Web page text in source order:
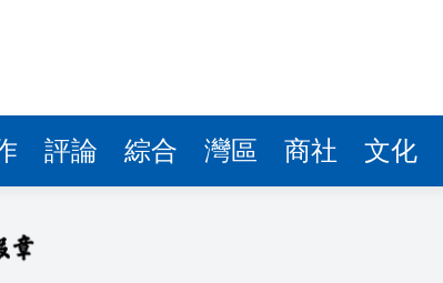
評論 綜合 灣區 商社 文化